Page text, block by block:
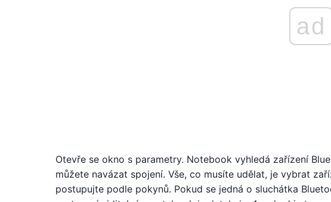
ad
Otevře se okno s parametry. Notebook vyhledá zařízení
můžete navázat spojení. Vše, co musíte udělat, je vybrat
postupujte podle pokynů. Pokud se jedná o sluchátka